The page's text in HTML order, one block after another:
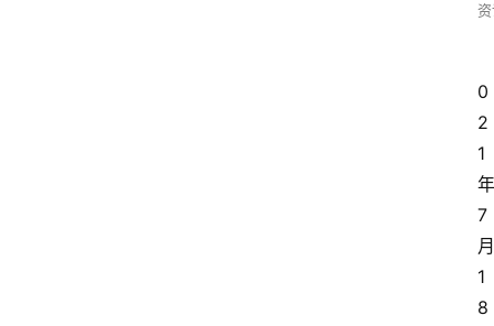
0
2
1
年
7
月
1
8